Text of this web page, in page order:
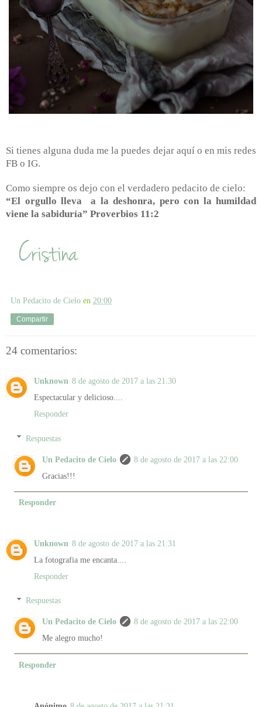
Si tienes alguna duda me la puedes dejar aquí o en mis redes
FB o IG.
Como siempre os dejo con el verdadero pedacito de cielo:
“El orgullo lleva
a la deshonra, pero con la humildad
viene la sabiduría” Proverbios 11:2
Un Pedacito de Cielo en 20:00
Compartir
24 comentarios:
Unknown 8 de agosto de 2017 a las 21:30
Espectacular y delicioso....
Responder
Respuestas
Un Pedacito de Cielo
8 de agosto de 2017 a las 22:00
Gracias!!!
Responder
Unknown 8 de agosto de 2017 a las 21:31
La fotografia me encanta....
Responder
Respuestas
Un Pedacito de Cielo
8 de agosto de 2017 a las 22:00
Me alegro mucho!
Responder